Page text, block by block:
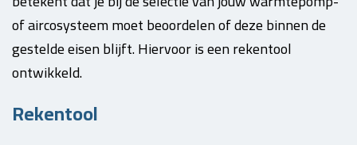
of aircosysteem moet beoordelen of deze binnen de
gestelde eisen blijft. Hiervoor is een rekentool
ontwikkeld.
Rekentool